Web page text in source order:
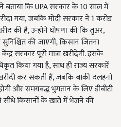
बताया कि UPA सरकार के 10 साल में
गया, जबकि मोदी सरकार ने 1 करोड़
की है, उन्होंने घोषणा की कि तुअर,
की जाएगी, किसान जितना
सरकार पूरी मात्रा खरीदेगी. इसके
किया गया है, साथ ही राज्य सरकारें
कर सकती हैं, जबकि बाकी दलहनों
और समयबद्ध भुगतान के लिए डीबीटी
किसानों के खाते में भेजने की